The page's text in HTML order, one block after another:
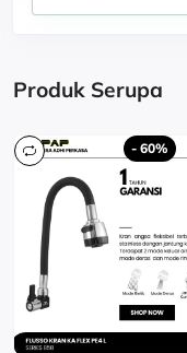
Produk Serupa
- 60%